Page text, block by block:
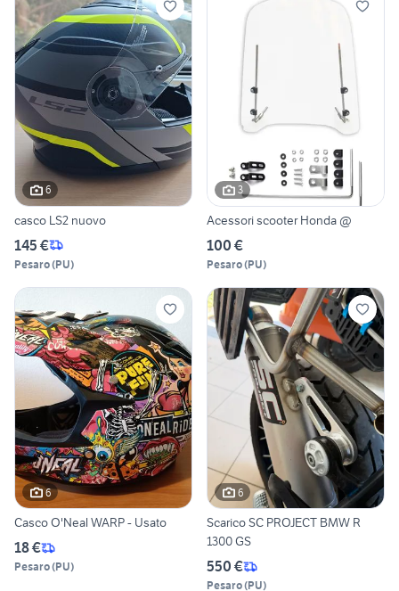
6
casco LS2 nuovo
145 €
Pesaro(PU)
3
Acessori scooter Honda @
100 €
Pesaro(PU)
6
Casco O'Neal WARP - Usato
18 €
Pesaro(PU)
6
Scarico SC PROJECT BMW R
1300 GS
550 €
Pesaro(PU)